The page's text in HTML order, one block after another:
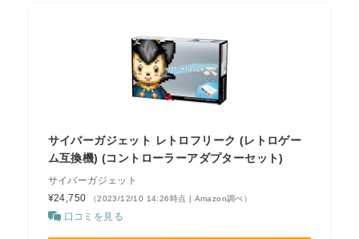
サイバーガジェット レトロフリーク (レトロゲー
ム互換機) (コントローラーアダプターセット)
サイバーガジェット
¥24,750
（2023/12/10 14:26時点 | Amazon調べ）
口コミを見る